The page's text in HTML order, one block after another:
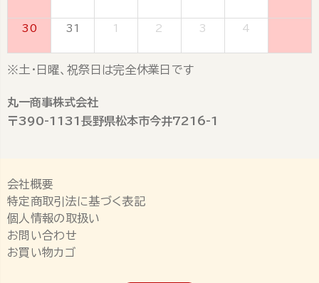
30 31 1 2 3 4
※土・日曜、祝祭日は完全休業日です
丸一商事株式会社
〒390-1131長野県松本市今井7216-1
会社概要
特定商取引法に基づく表記
個人情報の取扱い
お問い合わせ
お買い物カゴ